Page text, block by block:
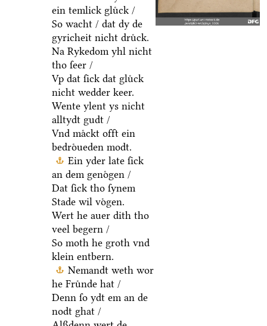
ein temlick gluͤck /
So wacht / dat dy de
gyricheit nicht druͤck.
Na Rykedom yhl nicht
tho ſeer /
Vp dat ſick dat gluͤck
nicht wedder keer.
Wente ylent ys nicht
alltydt gudt /
Vnd maͤckt offt ein
bedroͤueden modt.
Ein yder late ſick
an dem genoͤgen /
Dat ſick tho ſynem
Stade wil voͤgen.
Wert he auer dith tho
veel begern /
So moth he groth vnd
klein entbern.
Nemandt weth wor
he Fruͤnde hat /
Denn ſo ydt em an de
nodt ghat /